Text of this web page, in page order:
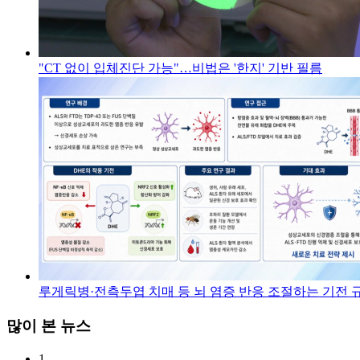
"CT 없이 입체진단 가능"…비법은 '한지' 기반 필름
루게릭병·전측두엽 치매 등 뇌 염증 반응 조절하는 기전
많이 본 뉴스